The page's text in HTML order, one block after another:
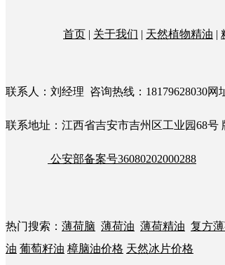
首页 | 关于我们 | 天然植物精油 |
联系人：刘经理 咨询热线：18179628030网
联系地址：江西省吉安市吉州区工业园68号
公安部备案号36080202000288
热门搜索： 薄荷脑 薄荷油 薄荷精油 复方
油 葡萄籽油 樟脑油价格 天然冰片价格